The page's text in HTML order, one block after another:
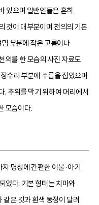
있으며 일반인들은 흔히
것이 대부분이며 천의의 기본
부분에 작은 고름이나
의를 한 모습의 사진 자료도
수리 부분에 주름을 잡았으며
. 추위를 막기 위하여 머리에서
모습이다.
명칭에 간편한 이불·아기
었다. 기본 형태는 치마와
은 깃과 흰색 동정이 달려